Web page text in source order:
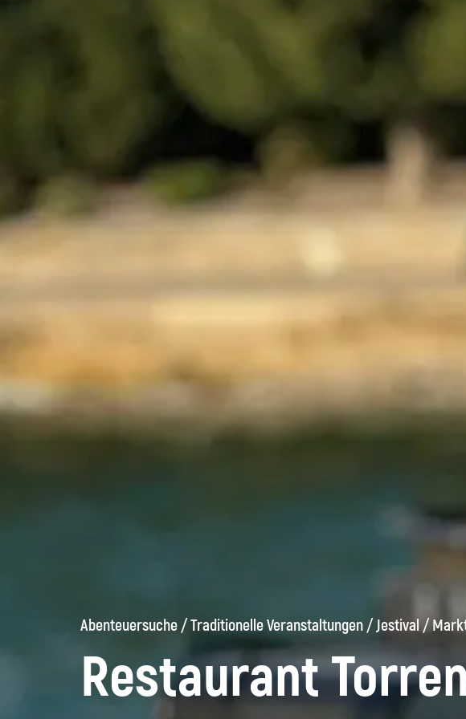
Abenteuersuche /Traditionelle Veranstaltungen /Jestival/
Restaurant